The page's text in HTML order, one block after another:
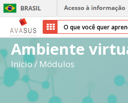
Início
Cursos
Parceiros
Início/ Módulos